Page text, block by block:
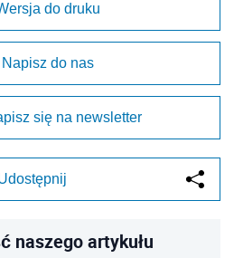
do druku
Napisz do nas
się na newsletter
naszego artykułu